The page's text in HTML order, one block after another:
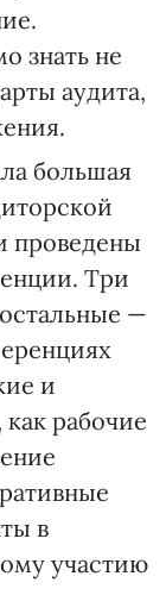
знать не
аудита,
большая
проведены
Три
—
и
рабочие
в
участию